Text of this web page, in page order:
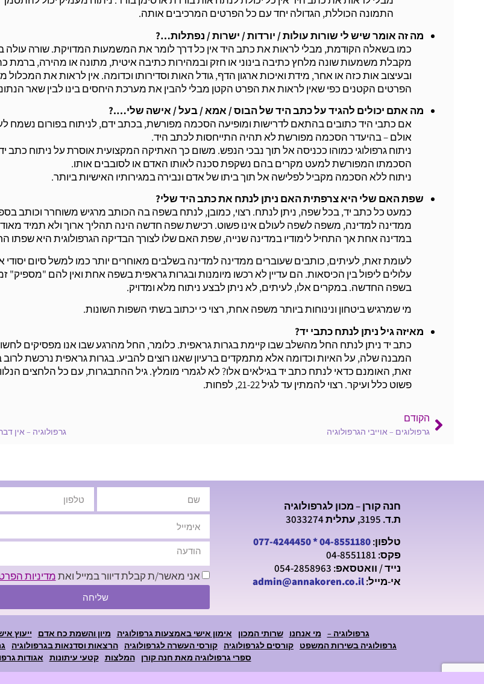
התמונה הכוללת, הגדולה יחד עם כל הפרטים המרכיבים אותה.
מה זה אומר שיש לי שורות עולות / יורדות / ישרות / נפתלות…?
כמו בשאלה הקודמת, מבלי לראות את כתב היד אין כל דרך לומר את המשמעות המדויקת. שורה
מקבלת משמעות שונה מלחץ כתיבה בינוני או חזק ובמהירות כתיבה איטית, מתונה או מהירה, ברמת
ובעיצוב אות כזה או אחר, מידת ואיכות ארגון הדף, גודל האות וסדירותו וכדומה. אין לראות את
הפרטים הקטנים כפי שאין לראות את הפרט הקטן מבלי להבין את מערכת היחסים בינו לבין שאר
מה אתם יכולים להגיד על כתב היד של הבוס / אמא / בעל / אישה שלי….?
אם כתבי היד כתובים בהתאם לדרישות ומופיעה הסכמה מפורשת, בכתב ידם, לניתוח בפורום נשמח
אולם – בהיעדר הסכמה מפורשת לא תהיה התייחסות לכתב היד.
ניתוח גרפולוגי כמוהו ככניסה אל תוך נבכי הנפש. משום כך האתיקה המקצועית אוסרת על ניתוח כתב
הסכמתו המפורשת למעט מקרים בהם נשקפת סכנה לאותו האדם או לסובבים אותו.
ניתוח ללא הסכמה מקביל לפלישה אל תוך ביתו של אדם ונבירה במגירותיו האישיות ביותר.
שפת האם שלי היא צרפתית האם ניתן לנתח את כתב היד שלי?
כמעט כל כתב יד, בכל שפה, ניתן לנתח. רצוי, כמובן, לנתח בשפה בה הכותב מרגיש משוחרר וכותב
ממדינה למדינה, משפה לשפה לעולם אינו פשוט. רכישת שפה חדשה הינה תהליך ארוך ולא תמיד
במדינה אחת אך התחיל לימודיו במדינה שנייה, שפת האם שלו לצורך הבדיקה הגרפולוגית היא שפתו
לעומת זאת, לעיתים, כותבים שעוברים ממדינה למדינה בשלבים מאוחרים יותר כמו למשל סיום יסודי
עלולים ליפול בין הכיסאות. הם עדיין לא רכשו מיומנות ובגרות גראפית בשפה אחת ואין להם "מספיק"
בשפה החדשה. במקרים אלו, לעיתים, לא ניתן לבצע ניתוח מלא ומדויק.
מי שמרגיש ביטחון ונינוחות ביותר משפה אחת, רצוי כי יכתוב בשתי השפות השונות.
מאיזה גיל ניתן לנתח כתבי יד?
כתב יד ניתן לנתח החל מהשלב שבו קיימת בגרות גראפית. כלומר, החל מהרגע שבו אנו מפסיקים
זאת, האומנם כדאי לנתח כתב יד בגילאים אלו? לא לגמרי מומלץ. גיל ההתבגרות, עם כל הלחצים
פשוט כלל ועיקר. רצוי להמתין עד לגיל 21-22, לפחות.
הקודם
גרפולוגים – אוייבי הגרפולוגיה גרפולוגיה – אין
חנה קורן – מכון לגרפולוגיה
ת.ד. 3195, עתלית 3033274
טלפון:04-8551180
*
077-4244450
פקס: 04-8551181
נייד / וואטסאפ: 054-2858963
אי-מייל:admin@annakoren.co.il אני מאשר/ת קבלת דיוור במייל ואתמדיניות
שליחה
גרפולוגיה – מי אנחנו שרותי המכון אימון אישי באמצעות גרפולוגיה מיון והשמת כח אדם ייעוץ
גרפולוגיה בשירות המשפט
קורסים לגרפולוגיה קורסי העשרה לגרפולוגיה הרצאות וסדנאות בגרפולוגיה
ספרי גרפולוגיה מאת חנה קורן
המלצות קטעי עיתונות אגודות